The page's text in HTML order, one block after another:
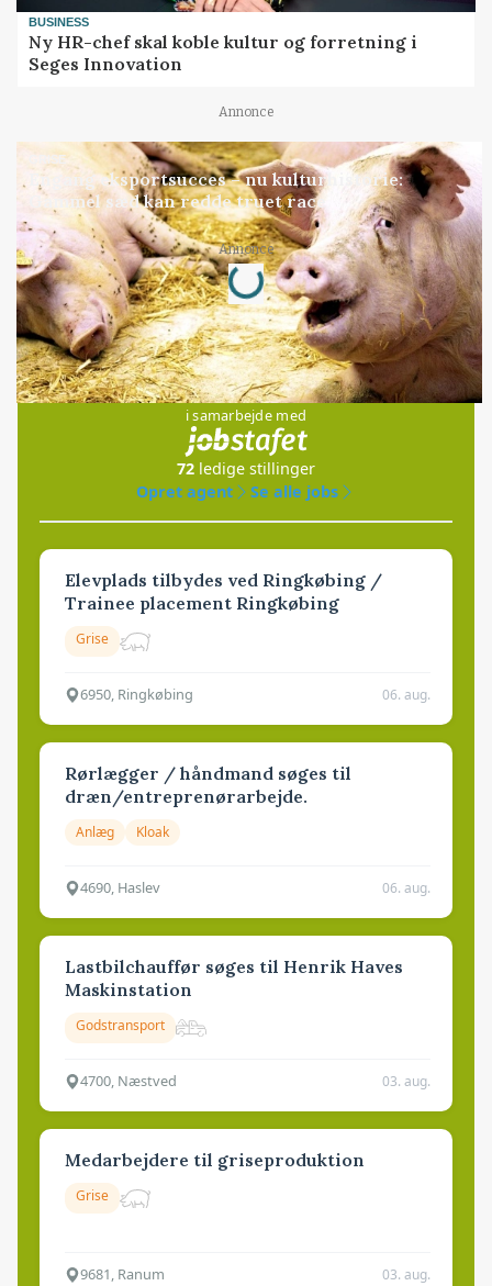
BUSINESS
Ny HR-chef skal koble kultur og forretning i
Seges Innovation
Annonce
GRISE
Engang eksportsucces – nu kulturhistorie:
Gammel sæd kan redde truet race
Annonce
Loading...
Jobs
i samarbejde med
72 ledige stillinger
Opret agent
Se alle jobs
Elevplads tilbydes ved Ringkøbing /
Trainee placement Ringkøbing
Grise
6950, Ringkøbing 06. aug.
Rørlægger / håndmand søges til
dræn/entreprenørarbejde.
Anlæg Kloak
4690, Haslev 06. aug.
Lastbilchauffør søges til Henrik Haves
Maskinstation
Godstransport
4700, Næstved 03. aug.
Medarbejdere til griseproduktion
Grise
9681, Ranum 03. aug.